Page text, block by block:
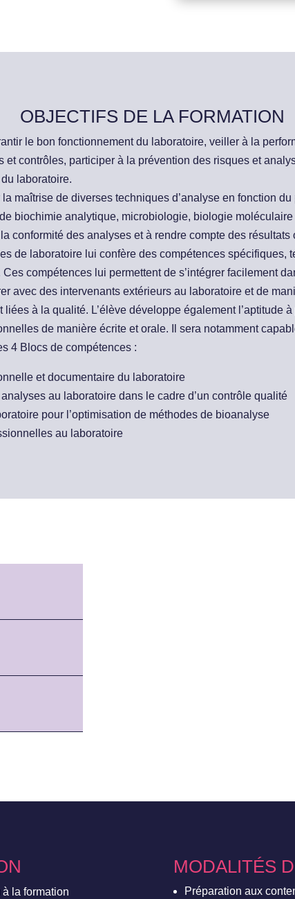
OBJECTIFS DE LA FORMATION
le bon fonctionnement du laboratoire, veiller à la
et contrôles, participer à la prévention des risques et
laboratoire.
la maîtrise de diverses techniques d’analyse en fonction
de biochimie analytique, microbiologie, biologie
conformité des analyses et à rendre compte des résultats
de laboratoire lui confère des compétences spécifiques,
compétences lui permettent de s’intégrer facilement
avec des intervenants extérieurs au laboratoire et de
à la qualité. L’élève développe également l’aptitude
de manière écrite et orale. Il sera notamment
4 Blocs de compétences :
et documentaire du laboratoire
au laboratoire dans le cadre d’un contrôle qualité
pour l’optimisation de méthodes de bioanalyse
au laboratoire
à la formation
MODALITÉS
Préparation aux